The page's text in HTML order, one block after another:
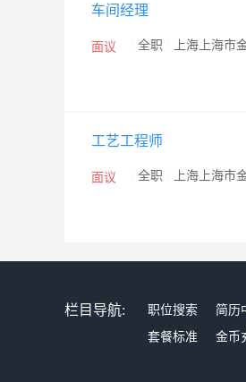
车间经理
面议 全职 上海上海市
工艺工程师
面议 全职 上海上海市
栏目导航: 职位搜索 简历
套餐标准
金币